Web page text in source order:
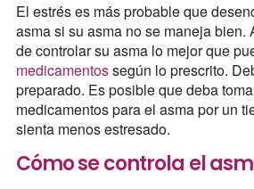
El estrés es más probable que
asma si su asma no se maneja bien.
de controlar su asma lo mejor que
medicamentossegún lo prescrito.
preparado. Es posible que deba
medicamentos para el asma por un
sienta menos estresado.
Cómo se controla el